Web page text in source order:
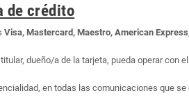
de crédito
Visa, Mastercard, Maestro, American
dueño/a de la tarjeta, pueda operar con
en todas las comunicaciones que